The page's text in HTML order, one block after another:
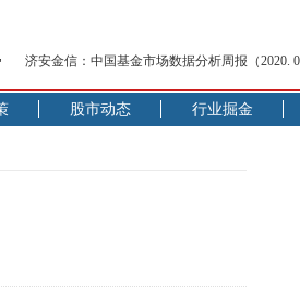
济安金信：中国基金市场数据分析周报（2020.
【见·闻】疫情下，新加坡旅游业步履维艰
记者手记：疫情下的香港零售业如何浴火重生？
【见·闻】疫情下一家香港传统零售商的转型突
济安金信：中国基金市场数据分析周报（2020.
【新华财经调查】同业存单、结构性存款玩起“
央行公开市场净投放300亿元 短端资金利率明
基本面及股市双轮冲击 债市回调十年期债表现
股市动态 行业掘金